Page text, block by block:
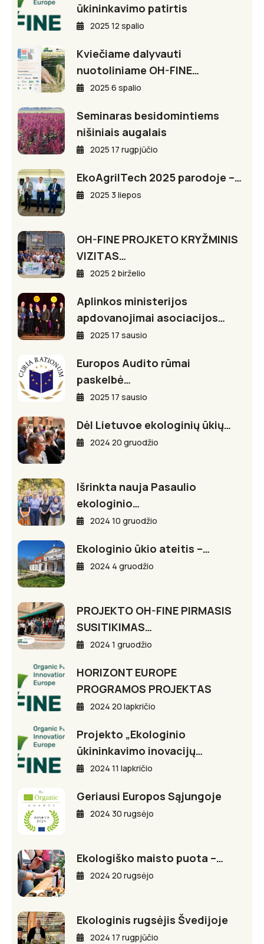
ūkininkavimo patirtis
2025 12 spalio
Kviečiame dalyvauti
nuotoliniame OH-FINE…
2025 6 spalio
Seminaras besidomintiems
nišiniais augalais
2025 17 rugpjūčio
EkoAgriITech 2025 parodoje –…
2025 3 liepos
OH-FINE PROJKETO KRYŽMINIS
VIZITAS…
2025 2 birželio
Aplinkos ministerijos
apdovanojimai asociacijos…
2025 17 sausio
Europos Audito rūmai
paskelbė…
2025 17 sausio
Dėl Lietuvoe ekologinių ūkių…
2024 20 gruodžio
Išrinkta nauja Pasaulio
ekologinio…
2024 10 gruodžio
Ekologinio ūkio ateitis –…
2024 4 gruodžio
PROJEKTO OH-FINE PIRMASIS
SUSITIKIMAS…
2024 1 gruodžio
HORIZONT EUROPE
PROGRAMOS PROJEKTAS
2024 20 lapkričio
Projekto „Ekologinio
ūkininkavimo inovacijų…
2024 11 lapkričio
Geriausi Europos Sąjungoje
2024 30 rugsėjo
Ekologiško maisto puota –…
2024 20 rugsėjo
Ekologinis rugsėjis Švedijoje
2024 17 rugpjūčio